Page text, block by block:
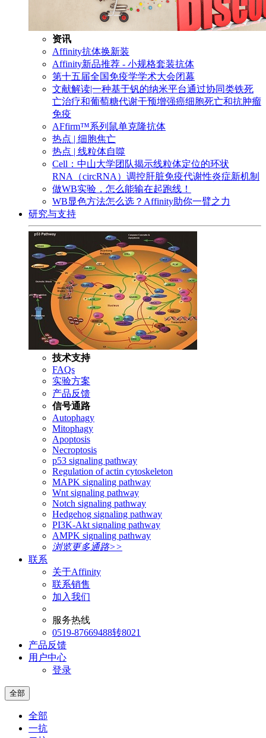
资讯
Affinity抗体换新装
Affinity新品推荐 - 小规格套装抗体
第十五届全国免疫学学术大会闭幕
文献解读|一种基于钒的纳米平台通过协同类铁死
亡治疗和葡萄糖代谢干预增强癌细胞死亡和抗肿瘤
免疫
AFfirm™系列鼠单克隆抗体
热点 | 细胞焦亡
热点 | 线粒体自噬
Cell：中山大学团队揭示线粒体定位的环状
RNA（circRNA）调控肝脏免疫代谢性炎症新机制
做WB实验，怎么能输在起跑线！
WB显色方法怎么选？Affinity助你一臂之力
研究与支持
技术支持
FAQs
实验方案
产品反馈
信号通路
Autophagy
Mitophagy
Apoptosis
Necroptosis
p53 signaling pathway
Regulation of actin cytoskeleton
MAPK signaling pathway
Wnt signaling pathway
Notch signaling pathway
Hedgehog signaling pathway
PI3K-Akt signaling pathway
AMPK signaling pathway
浏览更多通路>>
联系
关于Affinity
联系销售
加入我们
服务热线
0519-87669488转8021
产品反馈
用户中心
登录
全部
全部
一抗